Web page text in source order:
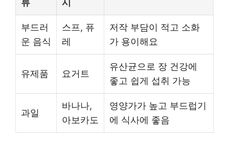
류
시
부드러
운 음식
스프, 퓨
레
저작 부담이 적고 소화
가 용이해요
유제품 요거트
유산균으로 장 건강에
좋고 쉽게 섭취 가능
과일
바나나,
아보카도
영양가가 높고 부드럽기
에 식사에 좋음